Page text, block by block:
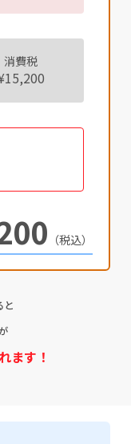
消費税
（税込）
と
ます！